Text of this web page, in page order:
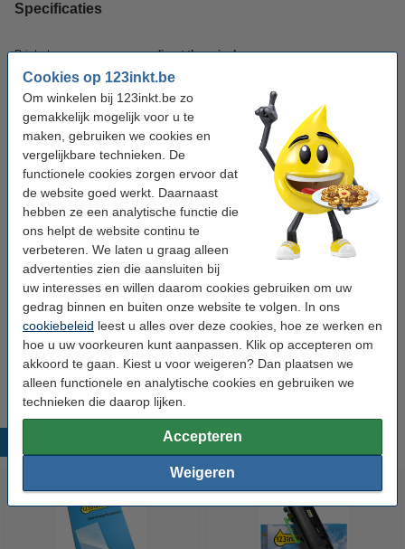
Cookies op 123inkt.be
Om winkelen bij 123inkt.be zo
gemakkelijk mogelijk voor u te
maken, gebruiken we cookies en
vergelijkbare technieken. De
functionele cookies zorgen ervoor dat
de website goed werkt. Daarnaast
hebben ze een analytische functie die
ons helpt de website continu te
verbeteren. We laten u graag alleen
advertenties zien die aansluiten bij
uw interesses en willen daarom cookies gebruiken om uw
gedrag binnen en buiten onze website te volgen. In ons
cookiebeleid leest u alles over deze cookies, hoe ze werken en
hoe u uw voorkeuren kunt aanpassen. Klik op accepteren om
akkoord te gaan. Kiest u voor weigeren? Dan plaatsen we
alleen functionele en analytische cookies en gebruiken we
technieken die daarop lijken.
Accepteren
Weigeren
Specificaties
Printertype: direct thermisch
Merk: 123inkt
Toepassing: magazijnlabels
Etiketten/rol: 700
Rolkern: 25 mm
Type: 2000D
Aantal rollen:
Nummer: 800264-405
Tip
Wij adviseren u om deze etiketten i.p.v. de originele etiketten te
Populaire producten